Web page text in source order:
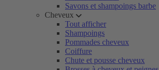
Savons et shampoings barbe
Cheveux
Tout afficher
Shampoings
Pommades cheveux
Coiffure
Chute et pousse cheveux